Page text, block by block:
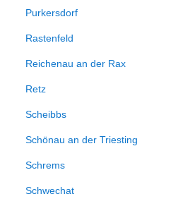
Purkersdorf
Rastenfeld
Reichenau an der Rax
Retz
Scheibbs
Schönau an der Triesting
Schrems
Schwechat